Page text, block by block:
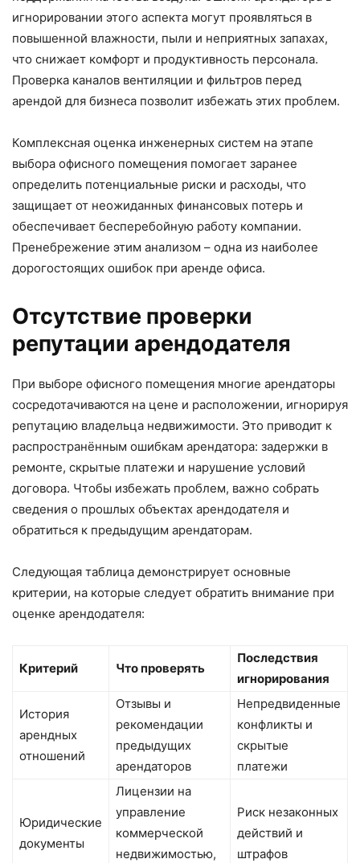
игнорировании этого аспекта могут проявляться в
повышенной влажности, пыли и неприятных запахах,
что снижает комфорт и продуктивность персонала.
Проверка каналов вентиляции и фильтров перед
арендой для бизнеса позволит избежать этих проблем.
Комплексная оценка инженерных систем на этапе
выбора офисного помещения помогает заранее
определить потенциальные риски и расходы, что
защищает от неожиданных финансовых потерь и
обеспечивает бесперебойную работу компании.
Пренебрежение этим анализом – одна из наиболее
дорогостоящих ошибок при аренде офиса.
Отсутствие проверки
репутации арендодателя
При выборе офисного помещения многие арендаторы
сосредотачиваются на цене и расположении, игнорируя
репутацию владельца недвижимости. Это приводит к
распространённым ошибкам арендатора: задержки в
ремонте, скрытые платежи и нарушение условий
договора. Чтобы избежать проблем, важно собрать
сведения о прошлых объектах арендодателя и
обратиться к предыдущим арендаторам.
Следующая таблица демонстрирует основные
критерии, на которые следует обратить внимание при
оценке арендодателя:
Критерий Что проверять
Последствия
игнорирования
История
арендных
отношений
Отзывы и
рекомендации
предыдущих
арендаторов
Непредвиденные
конфликты и
скрытые
платежи
Юридические
документы
Лицензии на
управление
коммерческой
недвижимостью,
Риск незаконных
действий и
штрафов